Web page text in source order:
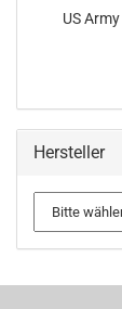
US
Hersteller